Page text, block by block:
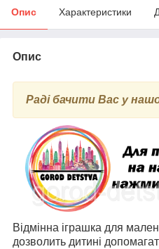
Опис Характеристики
Опис
Раді бачити Вас у
Відмінна іграшка для
дозволить дитині